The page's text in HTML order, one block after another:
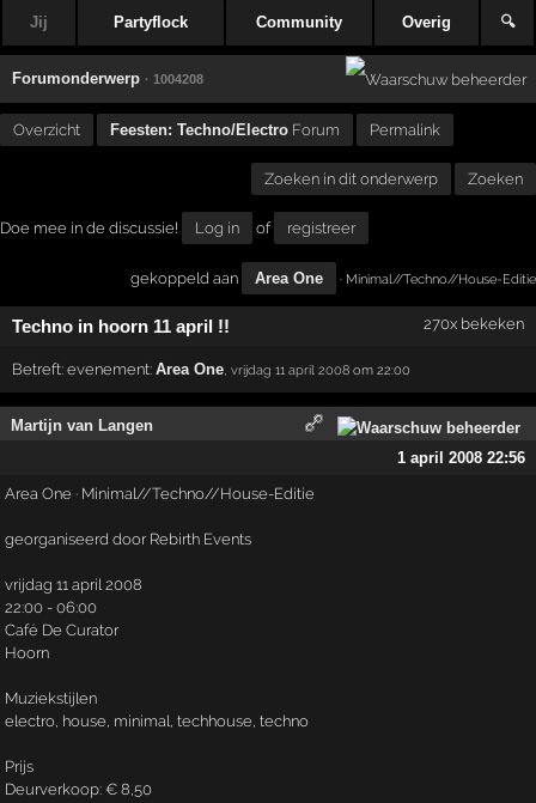
Jij Partyflock Community Overig 🔍
Forumonderwerp · 1004208
Overzicht Feesten: Techno/Electro Forum Permalink
Zoeken in dit onderwerp Zoeken
Doe mee in de discussie! Log in of registreer
gekoppeld aan Area One · Minimal//Techno//House-Editie
Techno in hoorn 11 april !! 270x bekeken
Betreft:evenement:Area One ,vrijdag 11 april 2008 om 22:00
Martijn van Langen
1 april 2008 22:56
Area One · Minimal//Techno//House-Editie
georganiseerd door Rebirth Events
vrijdag 11 april 2008
22:00 - 06:00
Café De Curator
Hoorn
Muziekstijlen
electro, house, minimal, techhouse, techno
Prijs
Deurverkoop: € 8,50